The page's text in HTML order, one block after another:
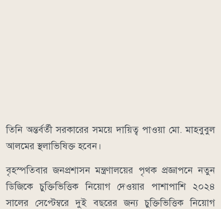
তিনি অন্তর্বর্তী সরকারের সময়ে দায়িত্ব পাওয়া মো. মাহবুবুল
আলমের স্থলাভিষিক্ত হবেন।
বৃহস্পতিবার জনপ্রশাসন মন্ত্রণালয়ের ‍পৃথক প্রজ্ঞাপনে নতুন
ডিজিকে চুক্তিভিত্তিক নিয়োগ দেওয়ার পাশাপাশি ২০২৪
সালের সেপ্টেম্বরে দুই বছরের জন্য চুক্তিভিত্তিক নিয়োগ